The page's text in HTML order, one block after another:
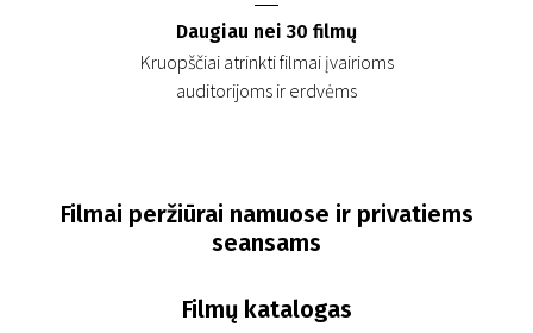
Daugiau nei 30 filmų
Kruopščiai atrinkti filmai įvairioms
auditorijoms ir erdvėms
Filmai peržiūrai namuose ir privatiems
seansams
Filmų katalogas